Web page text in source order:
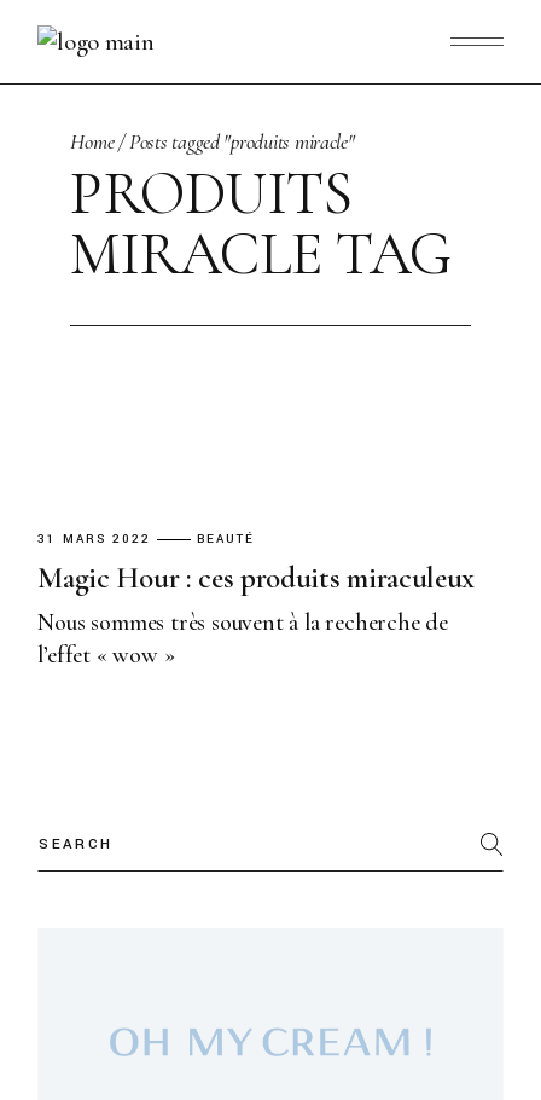
content
Home Posts tagged "produits miracle"
PRODUITS
MIRACLE TAG
31 MARS 2022 BEAUTÉ
Magic Hour : ces produits miraculeux
Nous sommes très souvent à la recherche de
l’effet « wow »